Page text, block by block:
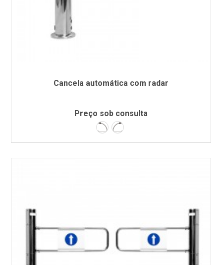
Cancela automática com radar
Preço sob consulta
Esquerda
Direita